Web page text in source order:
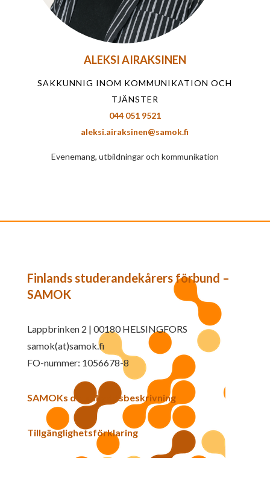
ALEKSI AIRAKSINEN
SAKKUNNIG INOM KOMMUNIKATION OCH
TJÄNSTER
044 051 9521
aleksi.airaksinen@samok.fi
Evenemang, utbildningar och kommunikation
Finlands studerandekårers förbund –
SAMOK
Lappbrinken 2 | 00180 HELSINGFORS
samok(at)samok.fi
FO-nummer: 1056678-8
SAMOKs dataskyddsbeskrivning
Tillgänglighetsförklaring